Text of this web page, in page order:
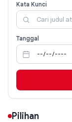
Kata Kunci
Tanggal
Pilihan